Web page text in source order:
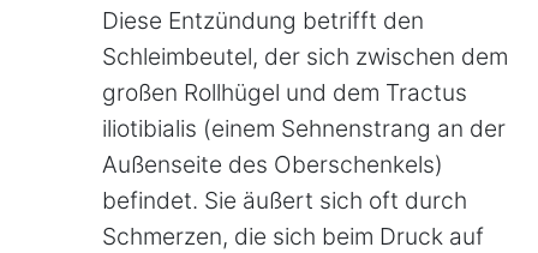
Diese Entzündung betrifft den
Schleimbeutel, der sich zwischen dem
großen Rollhügel und dem Tractus
iliotibialis (einem Sehnenstrang an der
Außenseite des Oberschenkels)
befindet. Sie äußert sich oft durch
Schmerzen, die sich beim Druck auf